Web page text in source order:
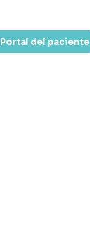
Portal del paciente